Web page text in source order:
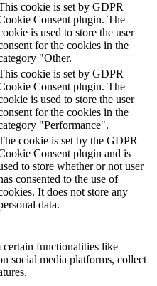
cookie is set by GDPR
Consent plugin. The
is used to store the user
for the cookies in the
"Other.
cookie is set by GDPR
Consent plugin. The
is used to store the user
for the cookies in the
"Performance".
cookie is set by the GDPR
Consent plugin and is
to store whether or not user
consented to the use of
It does not store any
data.
functionalities like
social media platforms, collect